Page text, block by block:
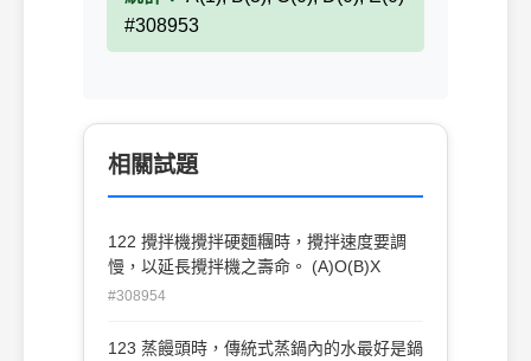
#308953
相關試題
122 攪拌機攪拌硬麵糰時，攪拌速度要調
慢，以延長攪拌機之壽命。 (A)O(B)X
#308954
123 蒸饅頭時，傳統式蒸鍋內的水最好是鍋